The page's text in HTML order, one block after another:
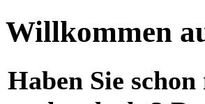
Willkommen
Haben Sie